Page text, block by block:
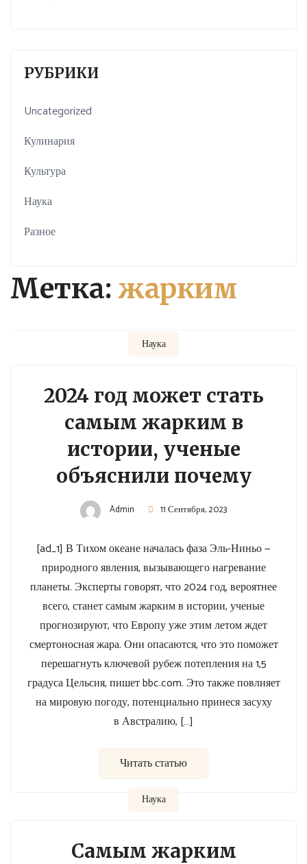
Метка: жарким
Наука
2024 год может стать
самым жарким в
истории, ученые
объяснили почему
Admin 11 Сентября, 2023
[ad_1] В Тихом океане началась фаза Эль-Ниньо —
природного явления, вызывающего нагревание
планеты. Эксперты говорят, что 2024 год, вероятнее
всего, станет самым жарким в истории, ученые
прогнозируют, что Европу уже этим летом ждет
смертоносная жара. Они опасаются, что это поможет
перешагнуть ключевой рубеж потепления на 1,5
градуса Цельсия, пишет bbc.com. Это также повлияет
на мировую погоду, потенциально принеся засуху
в Австралию, […]
Читать статью
Наука
Самым жарким
РУБРИКИ
Uncategorized
Кулинария
Культура
Наука
Разное